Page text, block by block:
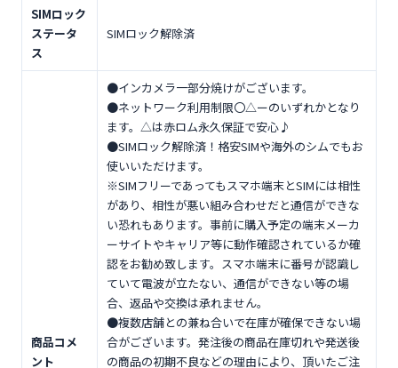
SIMロック
ステータ
ス
SIMロック解除済
商品コメ
ント
●インカメラ一部分焼けがございます。
●ネットワーク利用制限〇△ーのいずれかとなり
ます。△は赤ロム永久保証で安心♪
●SIMロック解除済！格安SIMや海外のシムでもお
使いいただけます。
※SIMフリーであってもスマホ端末とSIMには相性
があり、相性が悪い組み合わせだと通信ができな
い恐れもあります。事前に購入予定の端末メーカ
ーサイトやキャリア等に動作確認されているか確
認をお勧め致します。スマホ端末に番号が認識し
ていて電波が立たない、通信ができない等の場
合、返品や交換は承れません。
●複数店舗との兼ね合いで在庫が確保できない場
合がございます。発注後の商品在庫切れや発送後
の商品の初期不良などの理由により、頂いたご注